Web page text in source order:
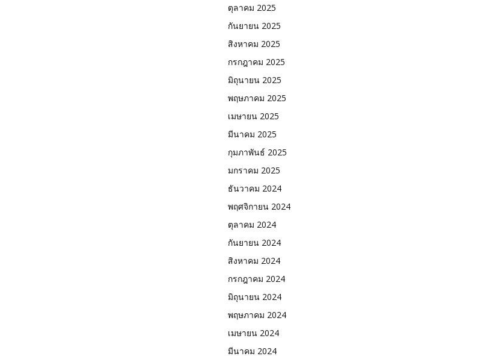
ตุลาคม 2025
กันยายน 2025
สิงหาคม 2025
กรกฎาคม 2025
มิถุนายน 2025
พฤษภาคม 2025
เมษายน 2025
มีนาคม 2025
กุมภาพันธ์ 2025
มกราคม 2025
ธันวาคม 2024
พฤศจิกายน 2024
ตุลาคม 2024
กันยายน 2024
สิงหาคม 2024
กรกฎาคม 2024
มิถุนายน 2024
พฤษภาคม 2024
เมษายน 2024
มีนาคม 2024